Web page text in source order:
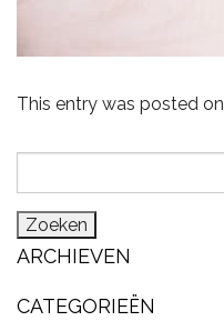
ACCESSOIRES
This entry was posted on
ARCHIEVEN
CATEGORIEËN